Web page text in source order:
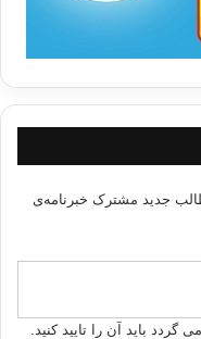
جدید مشترک خبرنامه‌ی
باید آن را تایید کنید.